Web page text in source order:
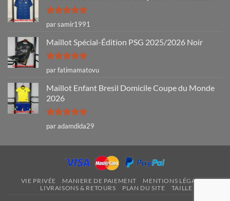
Note5sur
5
par samir1991
Maillot Spécial-Édition PSG 2025/2026 Noir
Note5sur
5
par fatimamatovu
Maillot Enfant Bresil Domicile Coupe du Monde
2026
Note5sur
5
par adamdida29
VIE PRIVÉE MANIERE DE PAIEMENT
MENTIONS LÉGALES
LIVRAISONS & RETOURS
PLAN DU SITE TAILLE